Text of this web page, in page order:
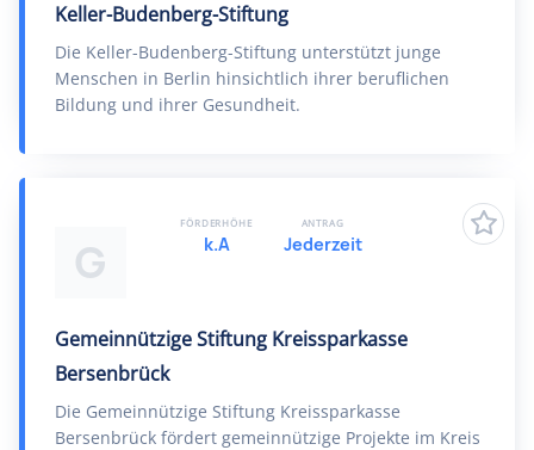
Keller-Budenberg-Stiftung
Die Keller-Budenberg-Stiftung unterstützt junge
Menschen in Berlin hinsichtlich ihrer beruflichen
Bildung und ihrer Gesundheit.
G
Gemeinnützige Stiftung Kreissparkasse
Bersenbrück
Die Gemeinnützige Stiftung Kreissparkasse
Bersenbrück fördert gemeinnützige Projekte im Kreis
FÖRDERHÖHE
k.A
ANTRAG
Jederzeit